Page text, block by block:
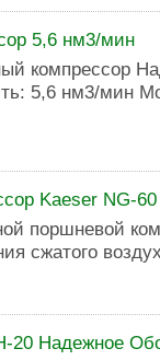
5,6 нм3/мин
компрессор
5,6 нм3/мин
Kaeser NG-60
поршневой
сжатого
20 Надежное